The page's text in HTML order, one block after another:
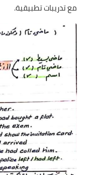
مع تدريبات تطبيقية.